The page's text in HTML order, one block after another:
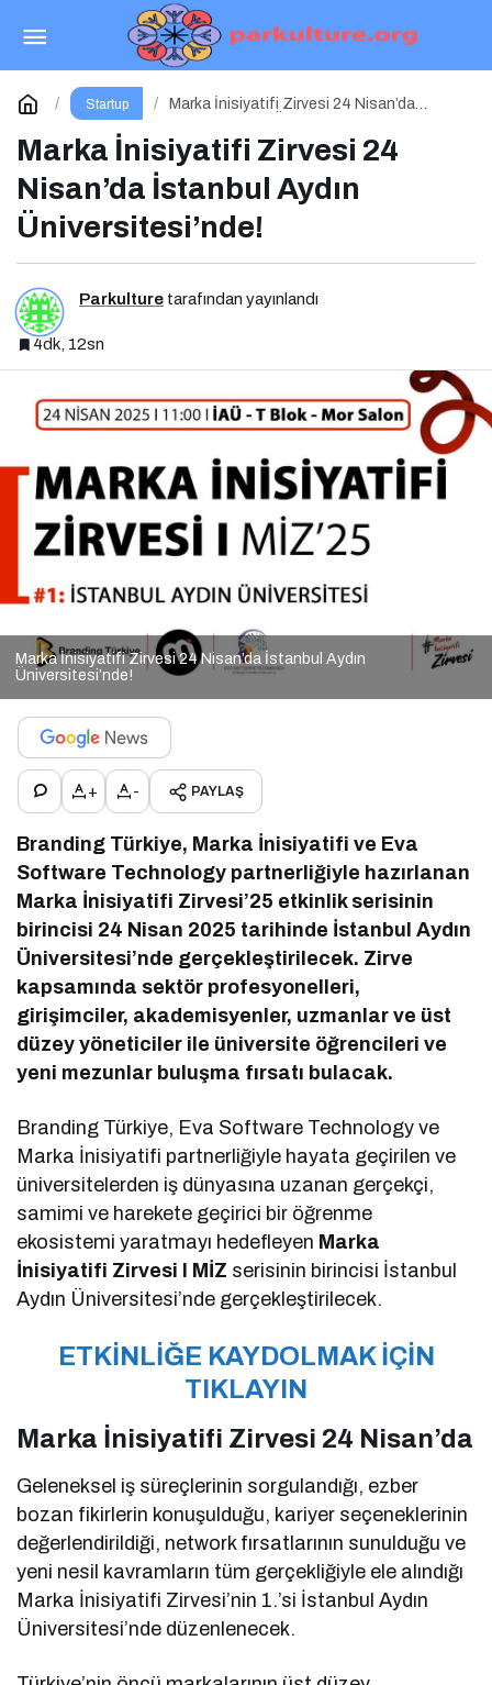
Startup
Marka İnisiyatifi Zirvesi 24 Nisan’da
Marka İnisiyatifi Zirvesi 24
Nisan’da İstanbul Aydın
Üniversitesi’nde!
Parkulture tarafından yayınlandı
4dk, 12sn
Marka İnisiyatifi Zirvesi 24 Nisan’da İstanbul Aydın
Üniversitesi’nde!
+ - PAYLAŞ
Branding Türkiye, Marka İnisiyatifi ve Eva
Software Technology partnerliğiyle hazırlanan
Marka İnisiyatifi Zirvesi’25 etkinlik serisinin
birincisi 24 Nisan 2025 tarihinde İstanbul Aydın
Üniversitesi’nde gerçekleştirilecek. Zirve
kapsamında sektör profesyonelleri,
girişimciler, akademisyenler, uzmanlar ve üst
düzey yöneticiler ile üniversite öğrencileri ve
yeni mezunlar buluşma fırsatı bulacak.
Branding Türkiye, Eva Software Technology ve
Marka İnisiyatifi partnerliğiyle hayata geçirilen ve
üniversitelerden iş dünyasına uzanan gerçekçi,
samimi ve harekete geçirici bir öğrenme
ekosistemi yaratmayı hedefleyen Marka
İnisiyatifi Zirvesi I MİZ serisinin birincisi İstanbul
Aydın Üniversitesi’nde gerçekleştirilecek.
ETKİNLİĞE KAYDOLMAK İÇİN
TIKLAYIN
Marka İnisiyatifi Zirvesi 24 Nisan’da
Geleneksel iş süreçlerinin sorgulandığı, ezber
bozan fikirlerin konuşulduğu, kariyer seçeneklerinin
değerlendirildiği, network fırsatlarının sunulduğu ve
yeni nesil kavramların tüm gerçekliğiyle ele alındığı
Marka İnisiyatifi Zirvesi’nin 1.’si İstanbul Aydın
Üniversitesi’nde düzenlenecek.
Sosyal Medya Yönetimi 1.0 Etkinliği İçin Geri
Sayım!
Yorum Yap